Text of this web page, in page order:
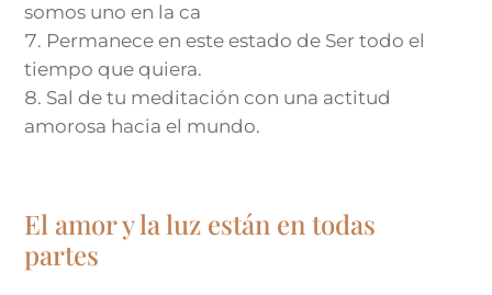
somos uno en la ca
Permanece en este estado de Ser todo el
tiempo que quiera.
Sal de tu meditación con una actitud
amorosa hacia el mundo.
El amor y la luz están en todas
partes